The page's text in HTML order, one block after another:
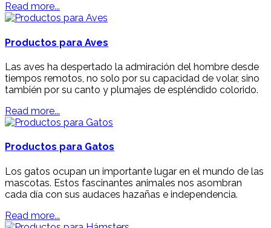
Gatos
Cuidado e Higiene
Read more...
Productos para Aves
Las aves ha despertado la admiración del hombre desde
tiempos remotos, no solo por su capacidad de volar, sino
también por su canto y plumajes de espléndido colorido.
Read more...
Productos para Gatos
Los gatos ocupan un importante lugar en el mundo de las
mascotas. Estos fascinantes animales nos asombran
cada día con sus audaces hazañas e independencia.
Read more...